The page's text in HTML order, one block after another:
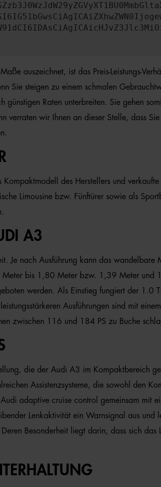
auszeichnet, ist das Preis-Leistungs-
Sie steigen zu einem schmalen
günstigen Raten unterbreiten. Sie gehen
verraten wir Ihnen an dieser Stelle, dass
des Herstellers und
Limousine bzw. Fünftürer sowie als
A3
Je nach Ausführung kann das
bis 1,80 Meter bzw. 1,39 Meter und
werden. Als Einstieg fungiert der
Ausführungen sind mit
zwischen 116 und 184 PS zu Buche
die der Audi A3 im Kompaktbereich
Assistenzsysteme, die sowohl den
adaptive cruise control gemeinsam mit
Lenkaktivität ein Warnsignal aus
Besonderheit liegt darin, dass sich